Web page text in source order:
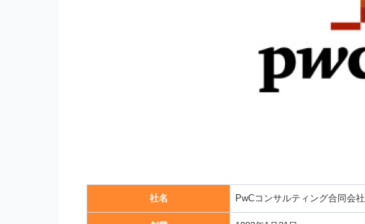
社名 PwCコンサルティング合同会社